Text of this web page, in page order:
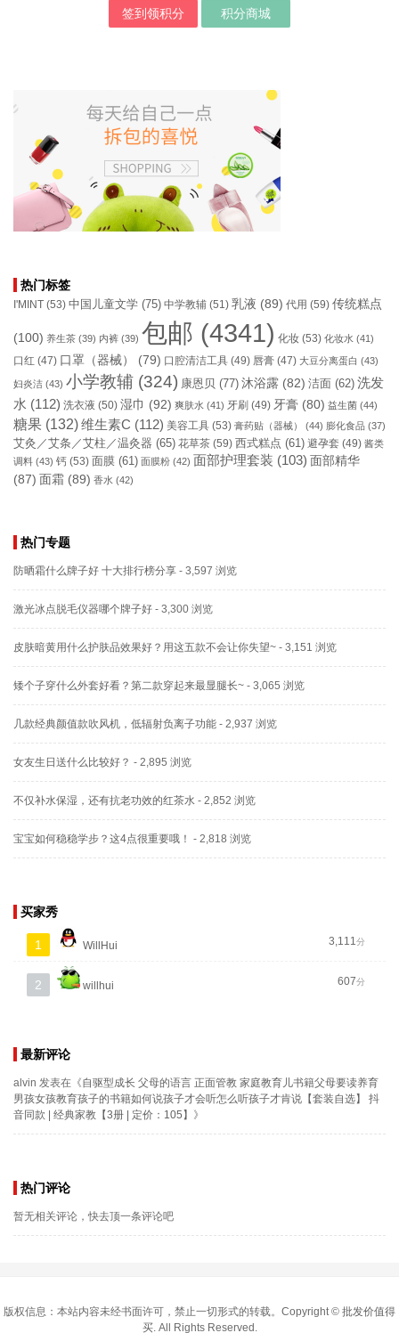
签到领积分 积分商城
热门标签
I'MINT (53) 中国儿童文学 (75) 中学教辅 (51) 乳液 (89) 代用 (59) 传统糕点
(100) 养生茶 (39) 内裤 (39) 包邮 (4341) 化妆 (53) 化妆水 (41)
口红 (47) 口罩（器械） (79) 口腔清洁工具 (49) 唇膏 (47) 大豆分离蛋白 (43)
妇炎洁 (43) 小学教辅 (324) 康恩贝 (77) 沐浴露 (82) 洁面 (62) 洗发
水 (112) 洗衣液 (50) 湿巾 (92) 爽肤水 (41) 牙刷 (49) 牙膏 (80) 益生菌 (44)
糖果 (132)维生素C (112) 美容工具 (53) 膏药贴（器械） (44) 膨化食品 (37)
艾灸／艾条／艾柱／温灸器 (65) 花草茶 (59) 西式糕点 (61) 避孕套 (49) 酱类
调料 (43) 钙 (53) 面膜 (61) 面膜粉 (42) 面部护理套装 (103) 面部精华
(87) 面霜 (89) 香水 (42)
热门专题
防晒霜什么牌子好 十大排行榜分享 - 3,597 浏览
激光冰点脱毛仪器哪个牌子好 - 3,300 浏览
皮肤暗黄用什么护肤品效果好？用这五款不会让你失望~ - 3,151 浏览
矮个子穿什么外套好看？第二款穿起来最显腿长~ - 3,065 浏览
几款经典颜值款吹风机，低辐射负离子功能 - 2,937 浏览
女友生日送什么比较好？ - 2,895 浏览
不仅补水保湿，还有抗老功效的红茶水 - 2,852 浏览
宝宝如何稳稳学步？这4点很重要哦！ - 2,818 浏览
买家秀
1 WillHui 3,111分
2 willhui 607分
最新评论
alvin 发表在《自驱型成长 父母的语言 正面管教 家庭教育儿书籍父母要读养育
男孩女孩教育孩子的书籍如何说孩子才会听怎么听孩子才肯说【套装自选】 抖
音同款 | 经典家教【3册 | 定价：105】 》
热门评论
暂无相关评论，快去顶一条评论吧
版权信息：本站内容未经书面许可，禁止一切形式的转载。Copyright © 批发价值得
买. All Rights Reserved.